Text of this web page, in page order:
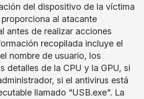
del dispositivo de la víctima
al atacante
antes de realizar acciones
recopilada incluye el
nombre de usuario, los
detalles de la CPU y la GPU, si
si el antivirus está
llamado "USB.exe". La